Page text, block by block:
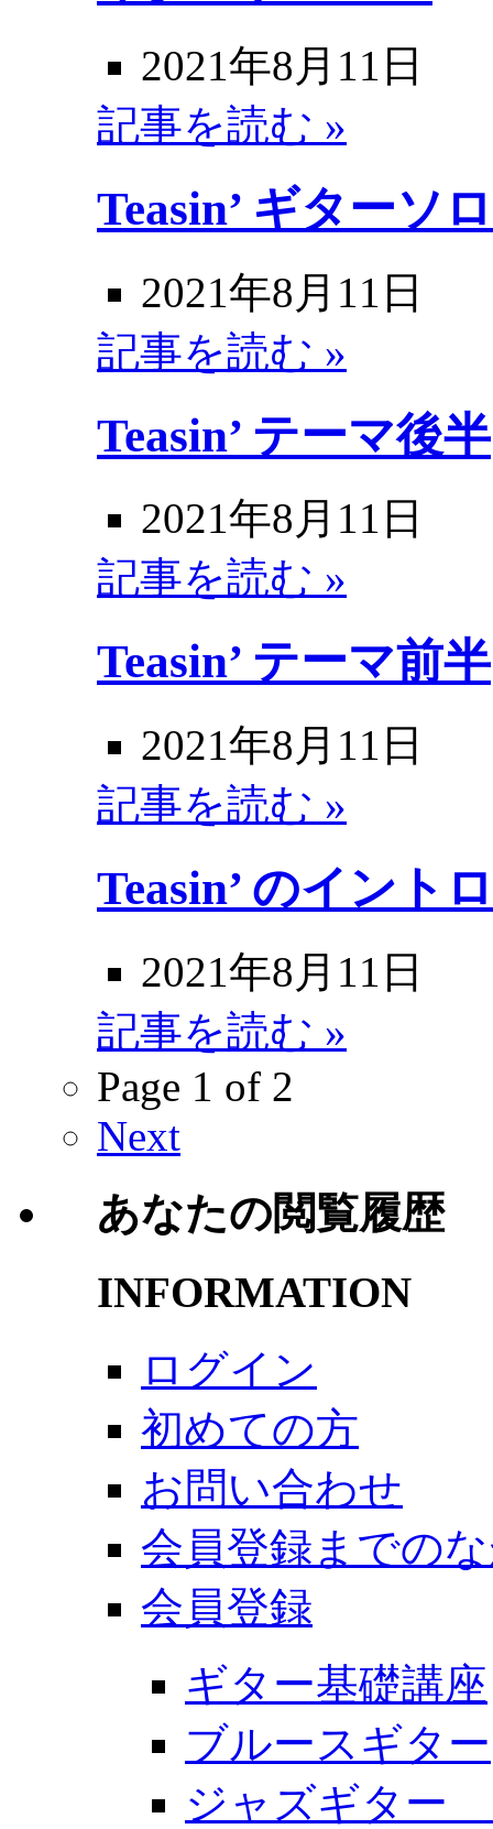
2021年8月11日
記事を読む »
Teasin’ ギター
2021年8月11日
記事を読む »
Teasin’ テーマ後半
2021年8月11日
記事を読む »
Teasin’ テーマ前半
2021年8月11日
記事を読む »
Teasin’ のイントロ
2021年8月11日
記事を読む »
Page 1 of 2
Next
あなたの閲覧履歴
INFORMATION
ログイン
初めての方
お問い合わせ
会員登録までの
会員登録
ギター基礎講座
ブルースギター
ジャズギター